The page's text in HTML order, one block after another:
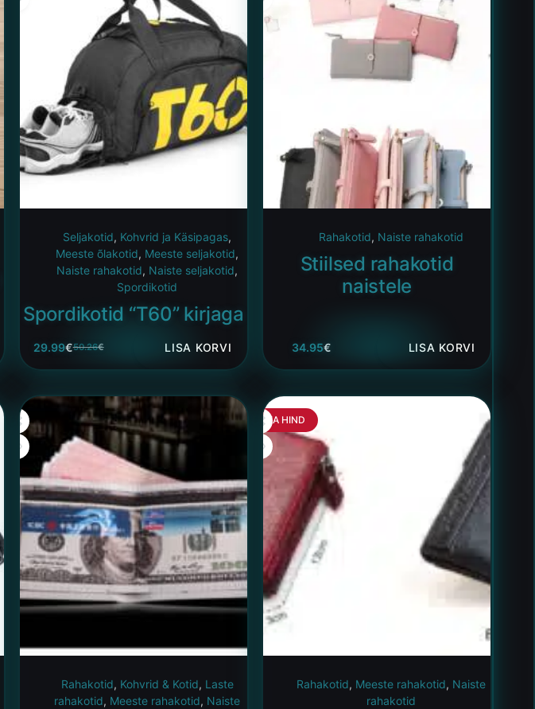
Seljakotid, Kohvrid ja Käsipagas,
Meeste õlakotid, Meeste seljakotid,
Naiste rahakotid, Naiste seljakotid,
Spordikotid
Spordikotid “T60” kirjaga
50.26€
29.99€ LISA KORVI
Rahakotid, Naiste rahakotid
Stiilsed rahakotid
naistele
34.95€ LISA KORVI
Rahakotid, Kohvrid & Kotid, Laste
rahakotid, Meeste rahakotid, Naiste
HEA HIND
Rahakotid, Meeste rahakotid, Naiste
rahakotid